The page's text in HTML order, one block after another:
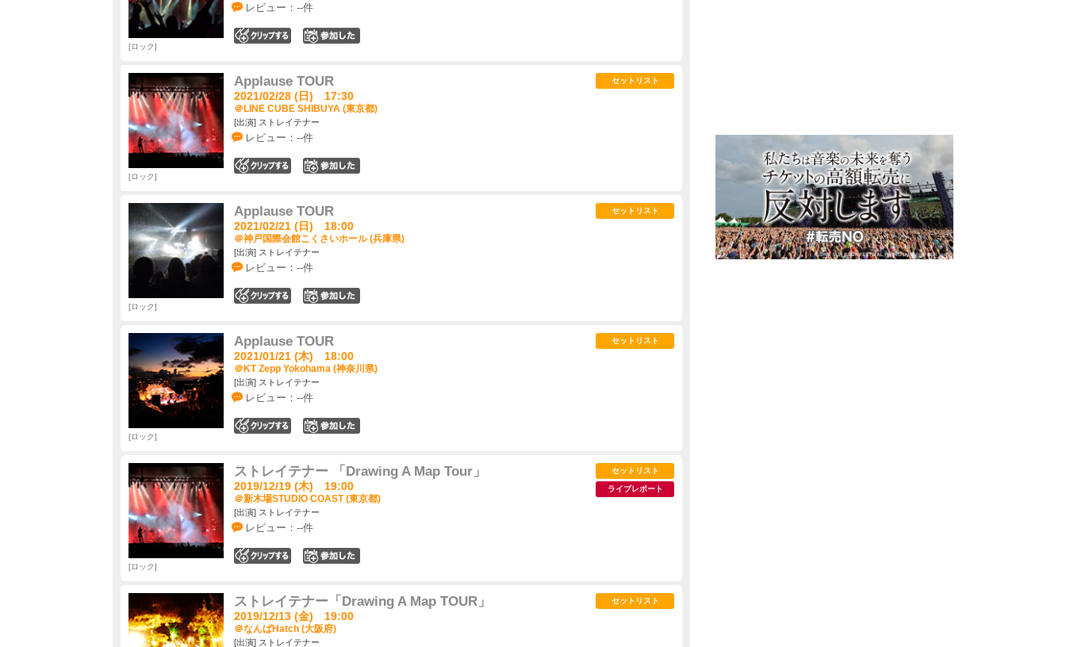
レビュー：--件
ロック
Applause TOUR
2021/02/28 (日) 17:30
＠LINE CUBE SHIBUYA (東京都)
[出演] ストレイテナー
レビュー：--件
セットリスト
ロック
Applause TOUR
2021/02/21 (日) 18:00
＠神戸国際会館こくさいホール (兵庫県)
[出演] ストレイテナー
レビュー：--件
セットリスト
ロック
Applause TOUR
2021/01/21 (木) 18:00
＠KT Zepp Yokohama (神奈川県)
[出演] ストレイテナー
レビュー：--件
セットリスト
ロック
ストレイテナー 「Drawing A Map Tour」
2019/12/19 (木) 19:00
＠新木場STUDIO COAST (東京都)
[出演] ストレイテナー
レビュー：--件
セットリスト
ライブレポート
ロック
ストレイテナー「Drawing A Map TOUR」
2019/12/13 (金) 19:00
＠なんばHatch (大阪府)
[出演] ストレイテナー
セットリスト